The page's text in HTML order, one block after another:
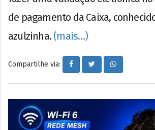
de pagamento da Caixa,
azulzinha. (mais…)
Compartilhe via: